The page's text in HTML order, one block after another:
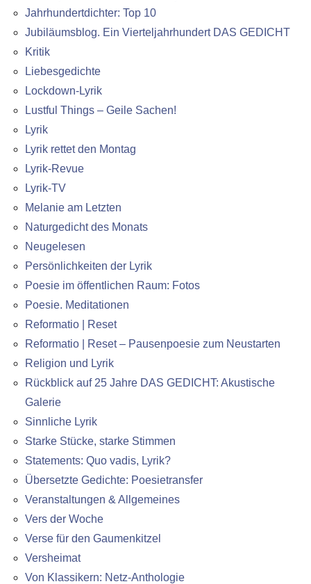
Jahrhundertdichter: Top 10
Jubiläumsblog. Ein Vierteljahrhundert DAS GEDICHT
Kritik
Liebesgedichte
Lockdown-Lyrik
Lustful Things – Geile Sachen!
Lyrik
Lyrik rettet den Montag
Lyrik-Revue
Lyrik-TV
Melanie am Letzten
Naturgedicht des Monats
Neugelesen
Persönlichkeiten der Lyrik
Poesie im öffentlichen Raum: Fotos
Poesie. Meditationen
Reformatio | Reset
Reformatio | Reset – Pausenpoesie zum Neustarten
Religion und Lyrik
Rückblick auf 25 Jahre DAS GEDICHT: Akustische
Galerie
Sinnliche Lyrik
Starke Stücke, starke Stimmen
Statements: Quo vadis, Lyrik?
Übersetzte Gedichte: Poesietransfer
Veranstaltungen & Allgemeines
Vers der Woche
Verse für den Gaumenkitzel
Versheimat
Von Klassikern: Netz-Anthologie